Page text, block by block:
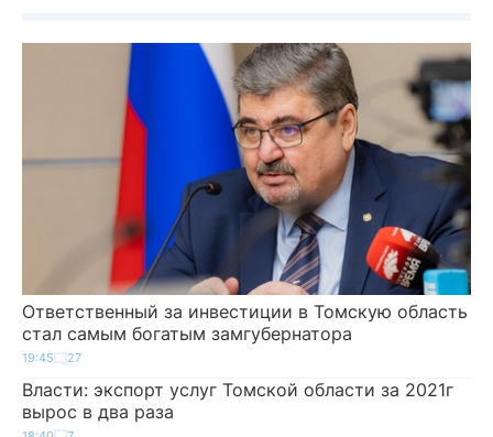
Ответственный за инвестиции в Томскую область
стал самым богатым замгубернатора
19:45 27
Власти: экспорт услуг Томской области за 2021г
вырос в два раза